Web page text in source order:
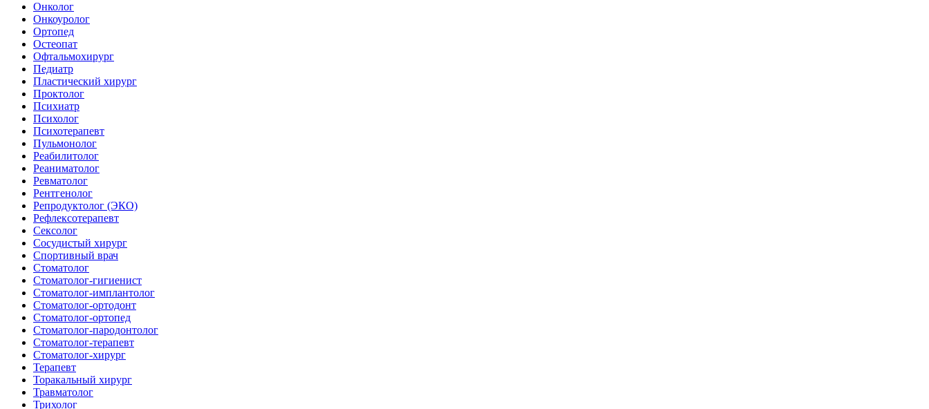
Онколог
Онкоуролог
Ортопед
Остеопат
Офтальмохирург
Педиатр
Пластический хирург
Проктолог
Психиатр
Психолог
Психотерапевт
Пульмонолог
Реабилитолог
Реаниматолог
Ревматолог
Рентгенолог
Репродуктолог (ЭКО)
Рефлексотерапевт
Сексолог
Сосудистый хирург
Спортивный врач
Стоматолог
Стоматолог-гигиенист
Стоматолог-имплантолог
Стоматолог-ортодонт
Стоматолог-ортопед
Стоматолог-пародонтолог
Стоматолог-терапевт
Стоматолог-хирург
Терапевт
Торакальный хирург
Травматолог
Трихолог